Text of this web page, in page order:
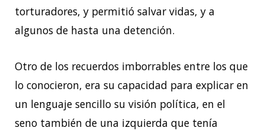
torturadores, y permitió salvar vidas, y a
algunos de hasta una detención.
Otro de los recuerdos imborrables entre los que
lo conocieron, era su capacidad para explicar en
un lenguaje sencillo su visión política, en el
seno también de una izquierda que tenía